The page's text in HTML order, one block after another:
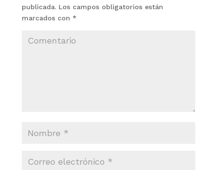
publicada.Los campos obligatorios están
marcados con *